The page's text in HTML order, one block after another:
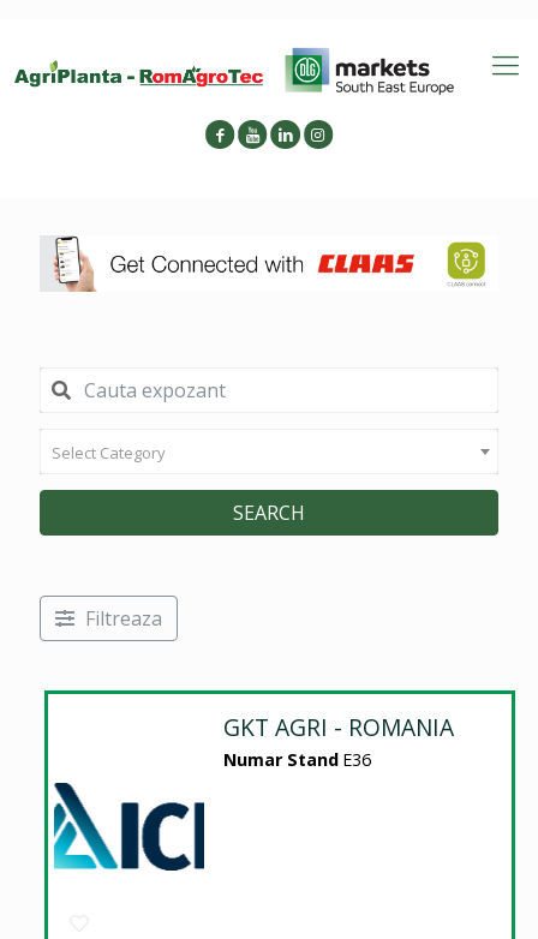
Select Category
SEARCH
Filtreaza
GKT AGRI - ROMANIA
Numar Stand E36